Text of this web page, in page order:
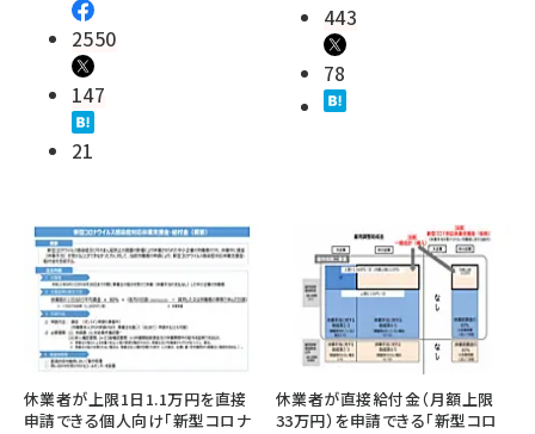
2550
147
21
443
78
休業者が上限1日1.1万円を直接
申請できる個人向け「新型コロナ
休業者が直接給付金（月額上限
33万円）を申請できる「新型コロ